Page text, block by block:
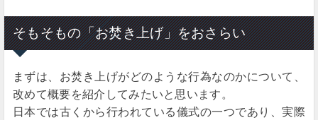
そもそもの「お焚き上げ」をおさらい
まずは、お焚き上げがどのような行為なのかについて、
改めて概要を紹介してみたいと思います。
日本では古くから行われている儀式の一つであり、実際